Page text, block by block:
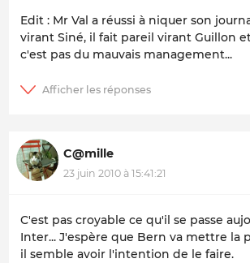
Edit : Mr Val a réussi à niquer son
virant Siné, il fait pareil virant Guillon
c'est pas du mauvais management...
C@mille
23 juin 2010 à 15:41:21
C'est pas croyable ce qu'il se passe
Inter... J'espère que Bern va mettre la
il semble avoir l'intention de le faire.